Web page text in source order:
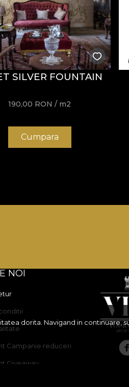
SILVER FOUNTAIN
190,00 RON / m2
Cumpara
dorita. Navigand in continuare,
NOI
Campanie reduceri
Giveaway